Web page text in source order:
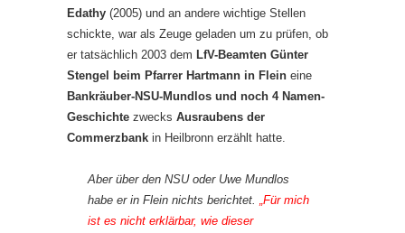
Edathy (2005) und an andere wichtige Stellen
schickte, war als Zeuge geladen um zu prüfen, ob
er tatsächlich 2003 dem LfV-Beamten Günter
Stengel beim Pfarrer Hartmann in Flein eine
Bankräuber-NSU-Mundlos und noch 4 Namen-
Geschichte zwecks Ausraubens der
Commerzbank in Heilbronn erzählt hatte.
Aber über den NSU oder Uwe Mundlos
habe er in Flein nichts berichtet.
„Für mich
ist es nicht erklärbar, wie dieser